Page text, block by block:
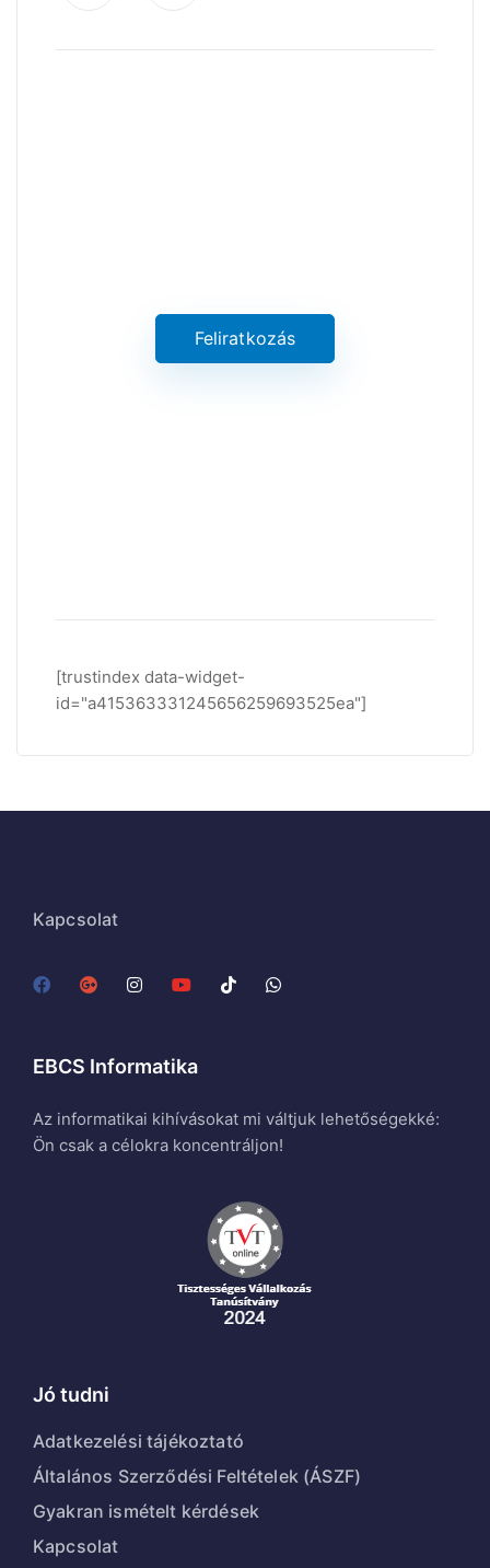
Feliratkozás
[trustindex data-widget-
id="a415363331245656259693525ea"]
Kapcsolat
EBCS Informatika
Az informatikai kihívásokat mi váltjuk lehetőségekké:
Ön csak a célokra koncentráljon!
Jó tudni
Adatkezelési tájékoztató
Általános Szerződési Feltételek (ÁSZF)
Gyakran ismételt kérdések
Kapcsolat